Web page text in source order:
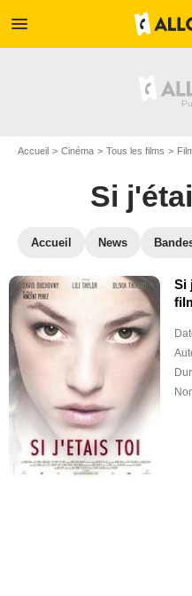
menu
Accueil Cinéma Tous les films
Si
Accueil News
Si